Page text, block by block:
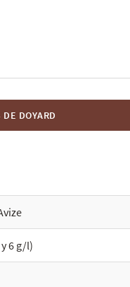
DOYARD
6 g/l)